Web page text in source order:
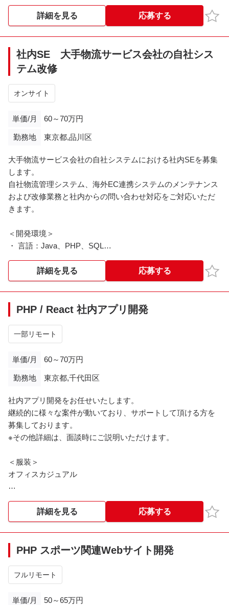
詳細を見る
応募する お気
社内SE 大手物流サービス会社の自社シス
テム改修
オンサイト
単価/月 60～70万円
勤務地 東京都,品川区
大手物流サービス会社の自社システムにおける社内SEを募集
します。
自社物流管理システム、海外EC連携システムのメンテナンス
および改修業務と社内からの問い合わせ対応をご対応いただ
きます。
＜開発環境＞
・ 言語：Java、PHP、SQL
・DB：MySQL
・インフラ：AWS
＜基本時間＞
9:00～18:00
※※こちらの案件は現在募集を終了しております※※​
詳細を見る 応募する お気
PHP / React 社内アプリ開発
一部リモート
単価/月 60～70万円
勤務地 東京都,千代田区
社内アプリ開発をお任せいたします。
継続的に様々な案件が動いており、サポートして頂ける方を
募集しております。
※その他詳細は、面談時にご説明いただけます。
＜服装＞
オフィスカジュアル
詳細を見る
応募する お気
PHP スポーツ関連Webサイト開発
フルリモート
単価/月 50～65万円